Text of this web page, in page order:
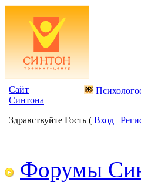
Сайт
Синтона
Здравствуйте Гость ( Вход |
Форумы